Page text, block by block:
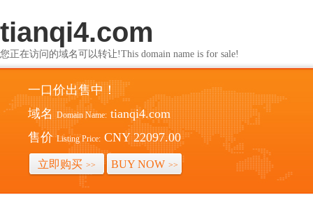
tianqi4.com
您正在访问的域名可以转让!This domain name is for sale!
一口价出售中！
域名 Domain Name: tianqi4.com
售价 Listing Price: CNY 22097.00
立即购买 >> BUY NOW >>